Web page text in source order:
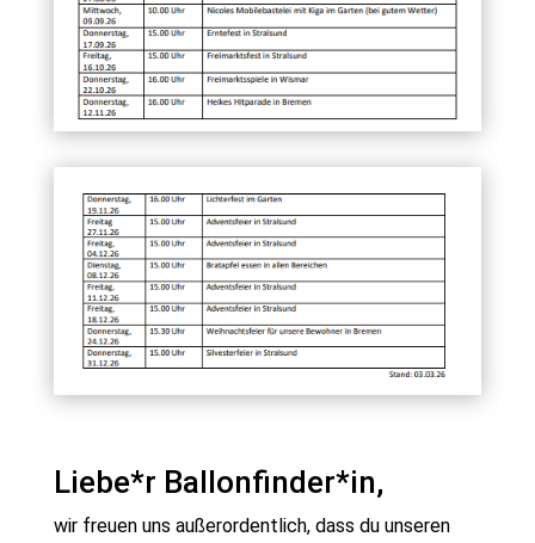
Liebe*r Ballonfinder*in,
wir freuen uns außerordentlich, dass du unseren